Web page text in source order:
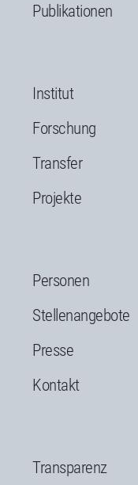
Publikationen
Institut
Forschung
Transfer
Projekte
Personen
Stellenangebote
Presse
Kontakt
Transparenz